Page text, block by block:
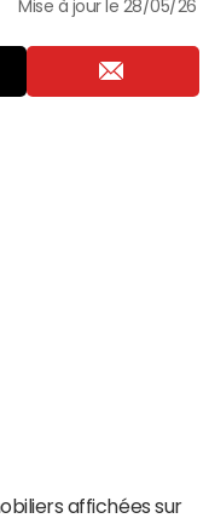
Mise à jour le 28/05/26
affichées sur